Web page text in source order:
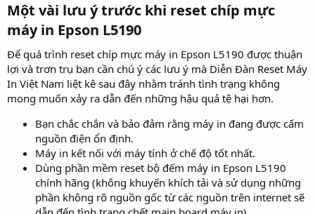
Một vài lưu ý trước khi reset chíp mực
máy in Epson L5190​
Để quá trình reset chíp mực máy in Epson L5190 được thuận
lợi và trơn trụ bạn cần chú ý các lưu ý mà Diễn Đàn Reset Máy
In Việt Nam liệt kê sau đây nhằm tránh tình trạng không
mong muốn xảy ra dẫn đến những hậu quả tệ hại hơn.
Bạn chắc chắn và bảo đảm rằng máy in đang được cấm
nguồn điện ổn định.
Máy in kết nối với máy tính ở chế độ tốt nhất.
Dùng phần mềm reset bộ đếm máy in Epson L5190
chính hãng (không khuyến khích tải và sử dụng những
phần không rõ nguồn gốc từ các nguồn trên internet sẽ